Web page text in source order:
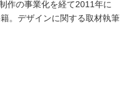
作の事業化を経て2011年に
。デザインに関する取材執筆